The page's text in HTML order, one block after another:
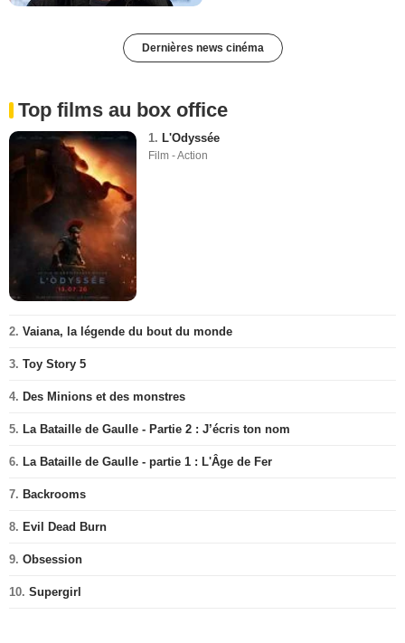
Dernières news cinéma
Top films au box office
1. L'Odyssée
Film - Action
2. Vaiana, la légende du bout du monde
3. Toy Story 5
4. Des Minions et des monstres
5. La Bataille de Gaulle - Partie 2 : J’écris ton nom
6. La Bataille de Gaulle - partie 1 : L'Âge de Fer
7. Backrooms
8. Evil Dead Burn
9. Obsession
10. Supergirl